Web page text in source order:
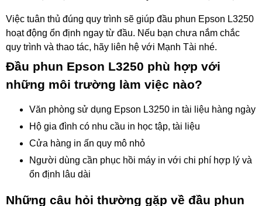
Việc tuân thủ đúng quy trình sẽ giúp đầu phun Epson L3250
hoạt động ổn định ngay từ đầu. Nếu bạn chưa nắm chắc
quy trình và thao tác, hãy liên hệ với Mạnh Tài nhé.
Đầu phun Epson L3250 phù hợp với
những môi trường làm việc nào?
Văn phòng sử dụng Epson L3250 in tài liệu hàng ngày
Hộ gia đình có nhu cầu in học tập, tài liệu
Cửa hàng in ấn quy mô nhỏ
Người dùng cần phục hồi máy in với chi phí hợp lý và
ổn định lâu dài
Những câu hỏi thường gặp về đầu phun